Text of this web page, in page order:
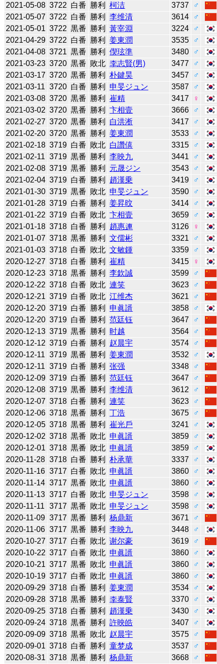
2021-05-08 3722 白番 勝利 柯洁 3737
♂
2021-05-07 3722 白番 勝利 李维清 3614
♂
2021-05-01 3722 黒番 勝利 黃宰淵 3224
♂
2021-04-29 3722 白番 勝利 姜東潤 3535
♂
2021-04-08 3721 黒番 勝利 偰玹準 3480
♂
2021-03-23 3720 黒番 敗北 李志賢(男) 3477
♂
2021-03-17 3720 黒番 勝利 朴鍵昊 3457
♂
2021-03-11 3720 白番 勝利 申旻ジュン 3587
♂
2021-03-08 3720 黒番 勝利 崔精 3417
♀
2021-03-02 3720 黒番 勝利 卞相壹 3666
♂
2021-02-27 3720 黒番 勝利 白洪淅 3417
♂
2021-02-20 3720 黒番 勝利 姜東潤 3533
♂
2021-02-18 3719 白番 敗北 白讚僖 3315
♂
2021-02-11 3719 黒番 勝利 李映九 3441
♂
2021-02-08 3719 黒番 勝利 元晟ジン 3543
♂
2021-02-04 3719 白番 勝利 趙漢乗 3419
♂
2021-01-30 3719 黒番 敗北 申旻ジュン 3590
♂
2021-01-28 3719 白番 勝利 姜昇旼 3414
♂
2021-01-22 3719 白番 敗北 卞相壹 3659
♂
2021-01-18 3718 白番 勝利 趙惠連 3126
♀
2021-01-07 3718 黒番 勝利 文儒彬 3321
♂
2021-01-03 3718 白番 敗北 文敏鍾 3359
♂
2020-12-27 3718 白番 勝利 崔精 3415
♀
2020-12-23 3718 黒番 勝利 李欽誠 3599
♂
2020-12-22 3718 白番 敗北 連笑 3623
♂
2020-12-21 3719 白番 敗北 江维杰 3621
♂
2020-12-20 3719 白番 勝利 申眞諝 3858
♂
2020-12-20 3719 白番 勝利 范廷钰 3647
♂
2020-12-13 3719 黒番 勝利 时越 3564
♂
2020-12-12 3719 白番 勝利 赵晨宇 3574
♂
2020-12-11 3719 黒番 勝利 姜東潤 3532
♂
2020-12-11 3719 白番 勝利 张强 3348
♂
2020-12-09 3719 白番 勝利 范廷钰 3647
♂
2020-12-08 3719 黒番 勝利 李维清 3612
♂
2020-12-07 3718 白番 勝利 連笑 3623
♂
2020-12-06 3718 黒番 勝利 丁浩 3675
♂
2020-12-05 3718 黒番 勝利 崔光戶 3241
♂
2020-12-02 3718 黒番 敗北 申眞諝 3859
♂
2020-12-01 3718 黒番 敗北 申眞諝 3859
♂
2020-11-28 3718 白番 勝利 朴承華 3337
♂
2020-11-16 3717 白番 敗北 申眞諝 3860
♂
2020-11-14 3717 黒番 敗北 申眞諝 3860
♂
2020-11-13 3717 白番 敗北 申旻ジュン 3598
♂
2020-11-11
3717 黒番 敗北 申旻ジュン 3598
♂
2020-11-09 3717 黒番 勝利 杨鼎新 3671
♂
2020-11-06 3717 黒番 勝利 李映九 3448
♂
2020-10-27 3717 白番 敗北 谢尔豪 3619
♂
2020-10-22 3717 白番 敗北 申眞諝 3860
♂
2020-10-21 3717 黒番 敗北 申眞諝 3860
♂
2020-10-19 3717 白番 敗北 申眞諝 3860
♂
2020-09-29 3718 白番 勝利 姜東潤 3534
♂
2020-09-28 3718 黒番 勝利 李泰賢 3370
♂
2020-09-25 3718 白番 勝利 趙漢乗 3430
♂
2020-09-24 3718 黒番 勝利 許映皓 3407
♂
2020-09-09 3718 黒番 敗北 赵晨宇 3575
♂
2020-09-01 3718 白番 勝利 童梦成 3537
♂
2020-08-31 3718 黒番 勝利 杨鼎新 3668
♂